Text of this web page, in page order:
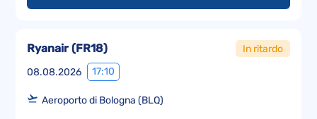
08.08.2026 17:10
Ryanair(FR18) In ritardo
Aeroporto di Bologna (BLQ)